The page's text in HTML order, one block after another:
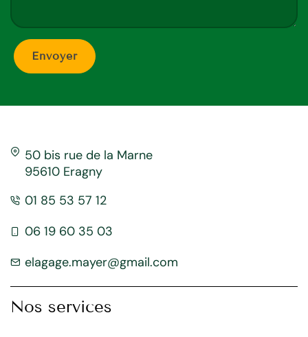
50 bis rue de la Marne
95610 Eragny
01 85 53 57 12
06 19 60 35 03
elagage.mayer@gmail.com
Nos services